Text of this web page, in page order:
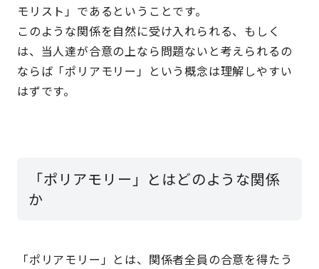
モリスト」であるということです。
このような関係を自然に受け入れられる、もしく
は、当人達が合意の上なら問題ないと考えられるの
ならば「ポリアモリー」という概念は理解しやすい
はずです。
「ポリアモリー」とはどのような関係
か
「ポリアモリー」とは、関係者全員の合意を得たう